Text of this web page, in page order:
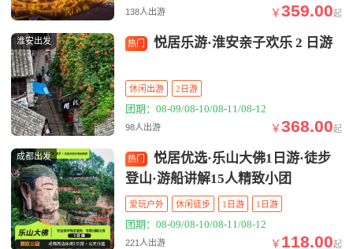
138人出游 ￥359.00起
淮安出发 热门 悦居乐游·淮安亲子欢乐 2 日游
休闲出游 2日游
团期：08-09/08-10/08-11/08-12
98人出游 ￥368.00起
成都出发 热门
悦居优选·乐山大佛1日游·徒步
登山·游船讲解15人精致小团
爱玩户外 休闲徒步 1日游 1日游
团期：08-09/08-10/08-11/08-12
221人出游 ￥ 118.00起